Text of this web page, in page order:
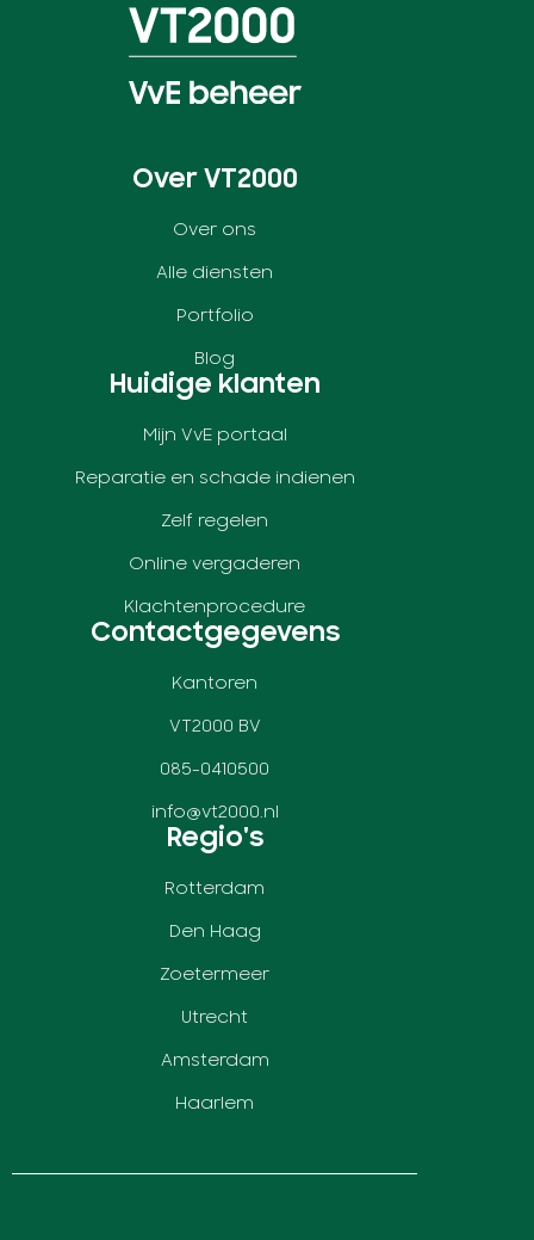
Over VT2000
Over ons
Alle diensten
Portfolio
Blog
Huidige klanten
Mijn VvE portaal
Reparatie en schade indienen
Zelf regelen
Online vergaderen
Klachtenprocedure
Contactgegevens
Kantoren
VT2000 BV
085-0410500
info@vt2000.nl
Regio's
Rotterdam
Den Haag
Zoetermeer
Utrecht
Amsterdam
Haarlem